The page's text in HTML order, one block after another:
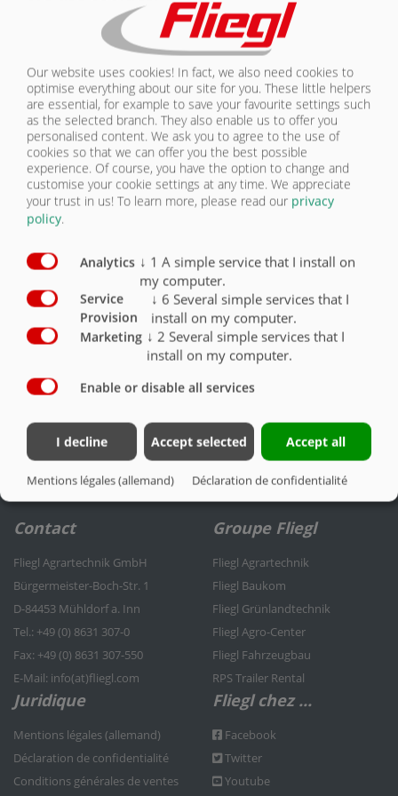
CONTACTER
AUTORISATION | ASW 381
Équipement Châssis : Autorisation Série
En
option
Poids total admis 29 000 kg, charge d’appui 2000 kg X
Poids total admis 30 000 kg / pour charge d’appui
3000 kg jusqu’à 40 km/h
O
Poids total admis 31 000 kg pour charge d’appui
4000 kg jusqu’à 40 km/h
Variante 40 km/h avec réception CE par type et
documents COC
Feux de gabarit
AUTORISATION
Contact
Fliegl Agrartechnik GmbH
Bürgermeister-Boch-Str. 1
D-84453 Mühldorf a. Inn
Tel.: +49 (0) 8631 307-0
Fax: +49 (0) 8631 307-550
E-Mail: info(at)fliegl.com
Groupe Fliegl
Fliegl Agrartechnik
Fliegl Baukom
Fliegl Grünlandtechnik
Fliegl Agro-Center
Fliegl Fahrzeugbau
RPS Trailer Rental
Juridique
Mentions légales (allemand)
Déclaration de confidentialité
Conditions générales de ventes
Fliegl chez ...
Facebook
Twitter
Youtube
Our website uses cookies! In fact, we also need cookies to
optimise everything about our site for you. These little helpers
are essential, for example to save your favourite settings such
as the selected branch. They also enable us to offer you
personalised content. We ask you to agree to the use of
cookies so that we can offer you the best possible
experience. Of course, you have the option to change and
customise your cookie settings at any time. We appreciate
your trust in us! To learn more, please read our privacy
policy.
Analytics ↓ 1 A simple service that I install on
my computer.
Service
Provision
↓ 6 Several simple services that I
install on my computer.
Marketing ↓ 2 Several simple services that I
install on my computer.
Enable or disable all services
I decline Accept selected Accept all
Mentions légales (allemand) Déclaration de confidentialité